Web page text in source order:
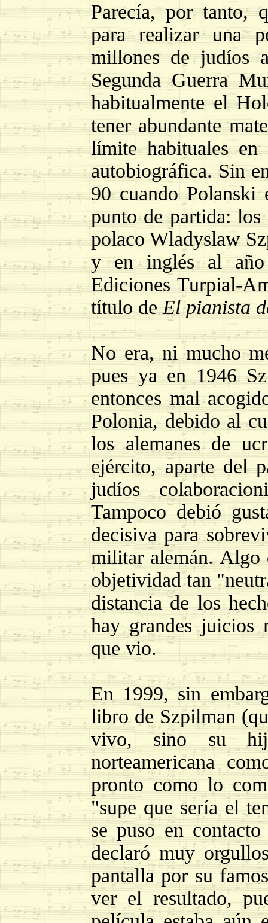
Parecía, por tanto,
para realizar una
millones de judíos
Segunda Guerra
habitualmente el
tener abundante
límite habituales
autobiográfica. Sin
90 cuando Polanski
punto de partida:
polaco Wladyslaw
y en inglés al
Ediciones Turpial-
título deEl pianista
No era, ni mucho
pues ya en 1946
entonces mal
Polonia, debido al
los alemanes de
ejército, aparte del
judíos
Tampoco debió
decisiva para
militar alemán. Algo
objetividad tan
distancia de los
hay grandes juicios
que vio.
En 1999, sin
libro de Szpilman
vivo, sino su
norteamericana
pronto como lo
"supe que sería el
se puso en
declaró muy
pantalla por su
ver el resultado,